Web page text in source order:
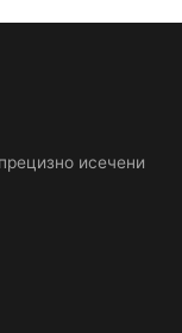
исечени